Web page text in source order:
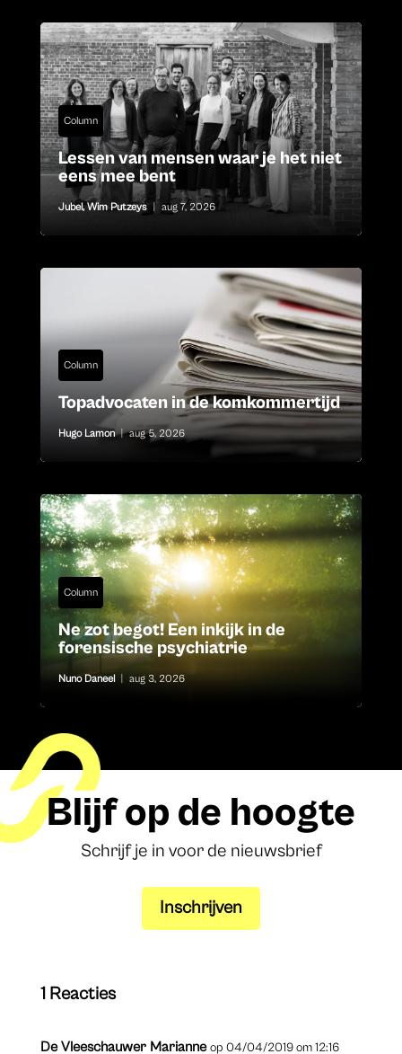
Column
Lessen van mensen waar je het niet
eens mee bent
Jubel,Wim Putzeys | aug 7, 2026
Column
Topadvocaten in de komkommertijd
Hugo Lamon | aug 5, 2026
Column
Ne zot begot! Een inkijk in de
forensische psychiatrie
Nuno Daneel aug 3, 2026
Blijf op de hoogte
Schrijf je in voor de nieuwsbrief
Inschrijven
1 Reacties
De Vleeschauwer Marianne op 04/04/2019 om 12:16